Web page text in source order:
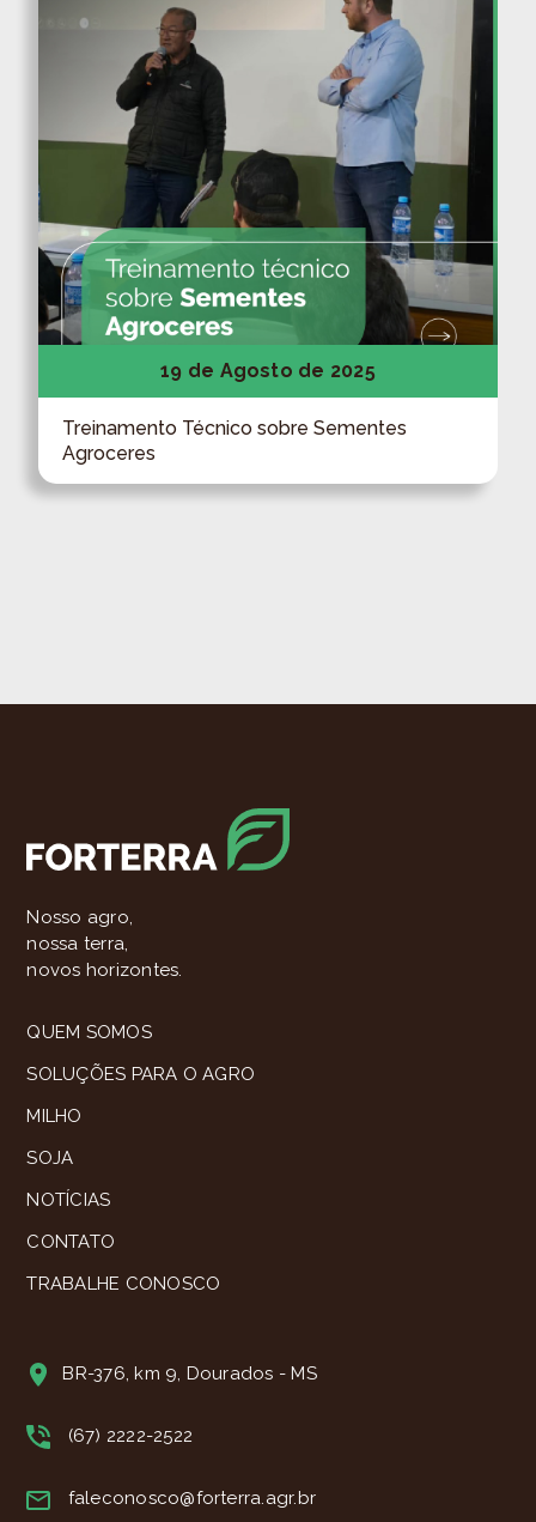
19 de Agosto de 2025
Treinamento Técnico sobre Sementes
Agroceres
Nosso agro,
nossa terra,
novos horizontes.
QUEM SOMOS
SOLUÇÕES PARA O AGRO
MILHO
SOJA
NOTÍCIAS
CONTATO
TRABALHE CONOSCO
BR-376, km 9, Dourados - MS
(67) 2222-2522
faleconosco@forterra.agr.br